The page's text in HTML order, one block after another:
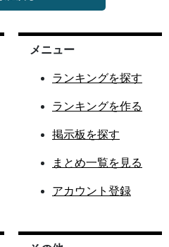
メニュー
ランキングを探す
ランキングを作る
掲示板を探す
まとめ一覧を見る
アカウント登録